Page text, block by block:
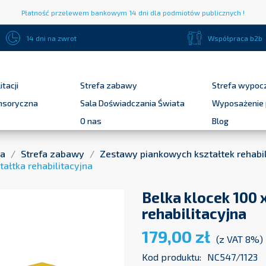
Płatność przelewem bankowym 14 dni dla podmiotów publicznych !
14 dni na zwrot Współpraca b2b
Strefa zabawy
Strefa
Sala Doświadczania Świata
O nas
Blog
Strefa zabawy
Zestawy piankowych kształtek
rehabilitacyjna
Belka klocek 100
rehabilitacyjna
179,00 zł (z VAT 8%)
Kod produktu:
NC547/1123